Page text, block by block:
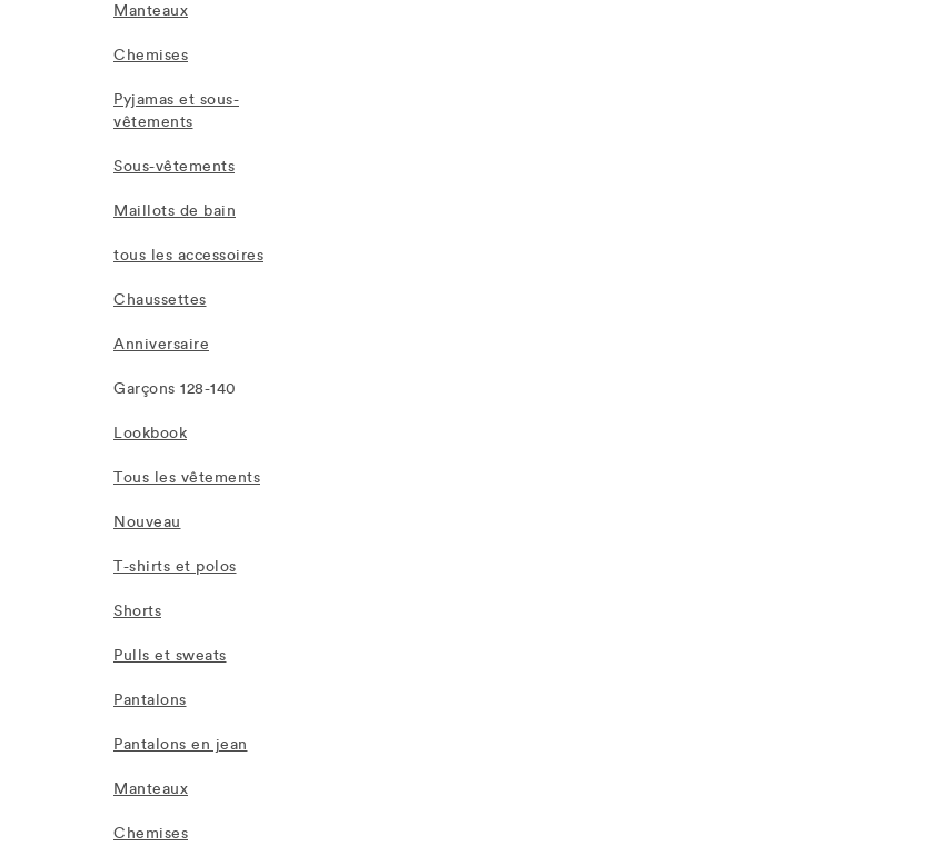
Manteaux
Chemises
Pyjamas et sous-
vêtements
Sous-vêtements
Maillots de bain
tous les accessoires
Chaussettes
Anniversaire
Garçons 128-140
Lookbook
Tous les vêtements
Nouveau
T-shirts et polos
Shorts
Pulls et sweats
Pantalons
Pantalons en jean
Manteaux
Chemises